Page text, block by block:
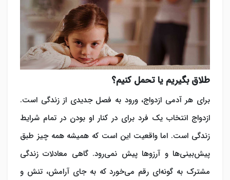
طلاق بگیریم یا تحمل کنیم؟
برای هر آدمی ازدواج، ورود به فصل جدیدی از زندگی است.
ازدواج انتخاب یک فرد برای در کنار او بودن در تمام شرایط
زندگی است. اما واقعیت این است که همیشه همه چیز طبق
پیش‌بینی‌ها و آرزوها پیش نمی‌رود. گاهی معادلات زندگی
مشترک به گونه‌ای رقم می‌خورد که به جای آرامش، تنش و